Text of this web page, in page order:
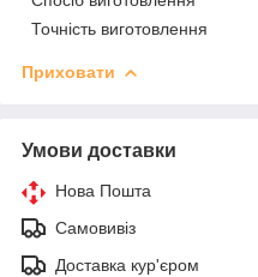
Точність виготовлення
Приховати
Умови доставки
Нова Пошта
Самовивіз
Доставка кур'єром